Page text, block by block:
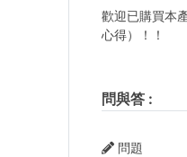
歡迎已購買本
心得）！！
問與答:
問題